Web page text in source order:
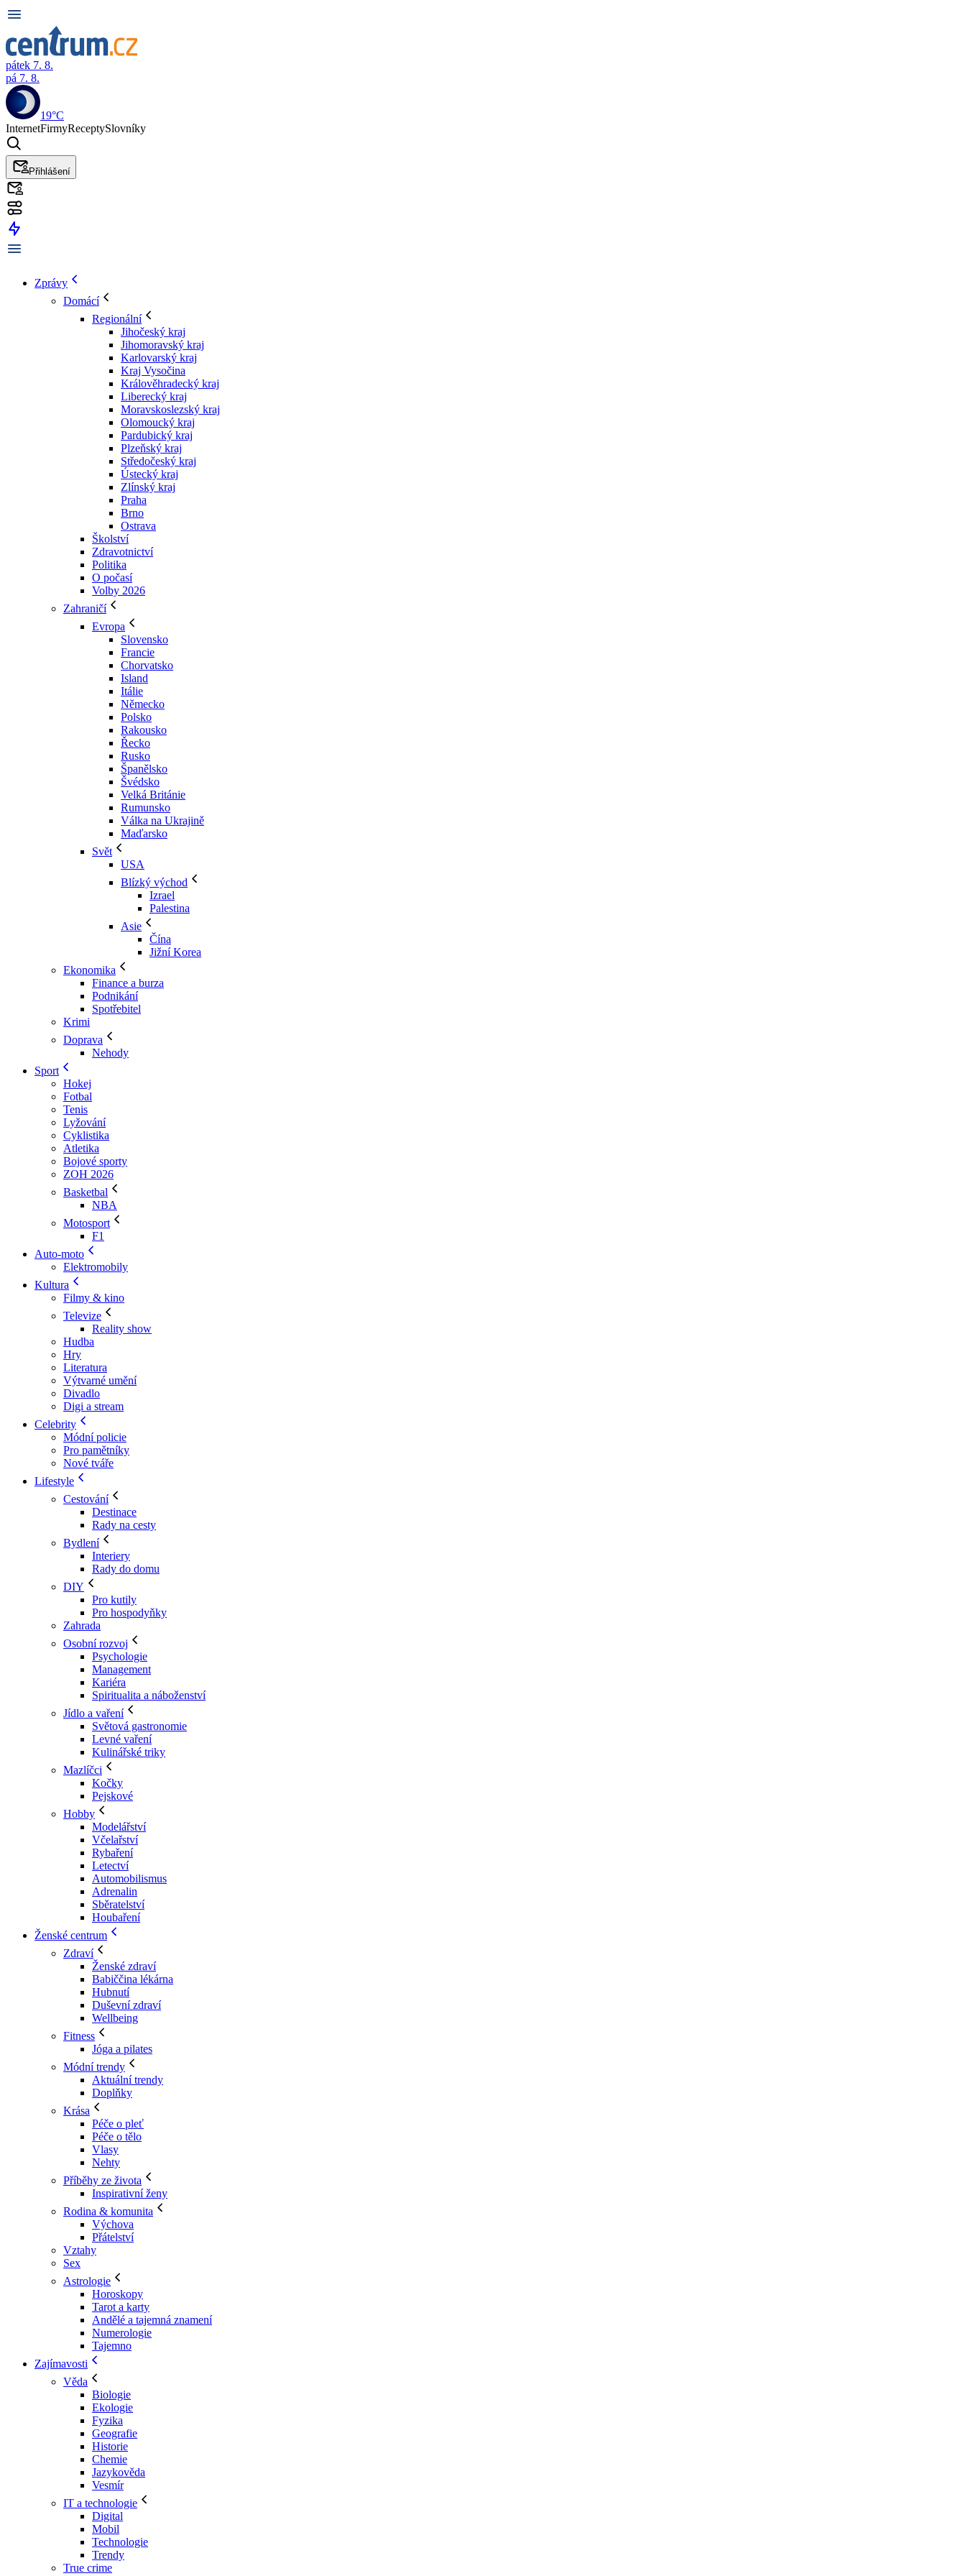
pátek 7. 8.
pá 7. 8.
19°C
InternetFirmyReceptySlovníky
Přihlášení
Zprávy
Domácí
Regionální
Jihočeský kraj
Jihomoravský kraj
Karlovarský kraj
Kraj Vysočina
Králověhradecký kraj
Liberecký kraj
Moravskoslezský kraj
Olomoucký kraj
Pardubický kraj
Plzeňský kraj
Středočeský kraj
Ústecký kraj
Zlínský kraj
Praha
Brno
Ostrava
Školství
Zdravotnictví
Politika
O počasí
Volby 2026
Zahraničí
Evropa
Slovensko
Francie
Chorvatsko
Island
Itálie
Německo
Polsko
Rakousko
Řecko
Rusko
Španělsko
Švédsko
Velká Británie
Rumunsko
Válka na Ukrajině
Maďarsko
Svět
USA
Blízký východ
Izrael
Palestina
Asie
Čína
Jižní Korea
Ekonomika
Finance a burza
Podnikání
Spotřebitel
Krimi
Doprava
Nehody
Sport
Hokej
Fotbal
Tenis
Lyžování
Cyklistika
Atletika
Bojové sporty
ZOH 2026
Basketbal
NBA
Motosport
F1
Auto-moto
Elektromobily
Kultura
Filmy & kino
Televize
Reality show
Hudba
Hry
Literatura
Výtvarné umění
Divadlo
Digi a stream
Celebrity
Módní policie
Pro pamětníky
Nové tváře
Lifestyle
Cestování
Destinace
Rady na cesty
Bydlení
Interiery
Rady do domu
DIY
Pro kutily
Pro hospodyňky
Zahrada
Osobní rozvoj
Psychologie
Management
Kariéra
Spiritualita a náboženství
Jídlo a vaření
Světová gastronomie
Levné vaření
Kulinářské triky
Mazlíčci
Kočky
Pejskové
Hobby
Modelářství
Včelařství
Rybaření
Letectví
Automobilismus
Adrenalin
Sběratelství
Houbaření
Ženské centrum
Zdraví
Ženské zdraví
Babiččina lékárna
Hubnutí
Duševní zdraví
Wellbeing
Fitness
Jóga a pilates
Módní trendy
Aktuální trendy
Doplňky
Krása
Péče o pleť
Péče o tělo
Vlasy
Nehty
Příběhy ze života
Inspirativní ženy
Rodina & komunita
Výchova
Přátelství
Vztahy
Sex
Astrologie
Horoskopy
Tarot a karty
Andělé a tajemná znamení
Numerologie
Tajemno
Zajímavosti
Věda
Biologie
Ekologie
Fyzika
Geografie
Historie
Chemie
Jazykověda
Vesmír
IT a technologie
Digital
Mobil
Technologie
Trendy
True crime